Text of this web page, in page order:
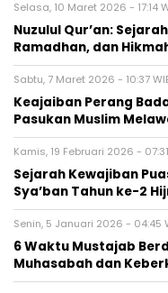
Selasa, 10 Maret 2026 - 17:14
Nuzulul Qur’an:
Ramadhan, dan
Sabtu, 7 Maret 2026 - 10:37
Keajaiban Perang
Pasukan Muslim
Kamis, 19 Februari 2026 -
Sejarah Kewajiban
Sya’ban Tahun ke-2
Senin, 5 Januari 2026 - 04:45
6 Waktu Mustajab
Muhasabah dan